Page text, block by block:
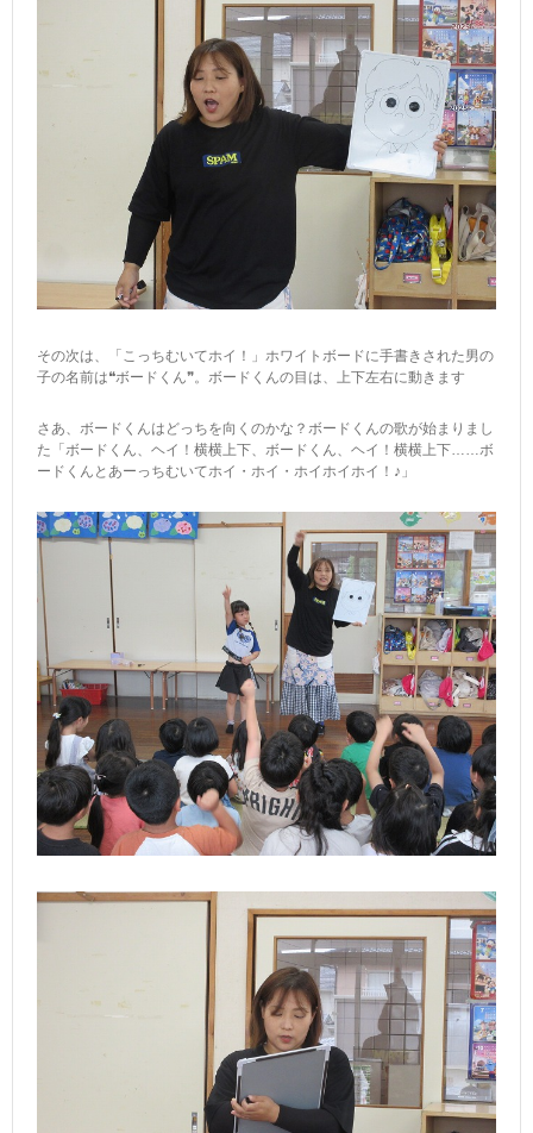
その次は、「こっちむいてホイ！」ホワイトボードに手書きされた男の
子の名前は❝ボードくん❞。ボードくんの目は、上下左右に動きます
さあ、ボードくんはどっちを向くのかな？ボードくんの歌が始まりまし
た「ボードくん、ヘイ！横横上下、ボードくん、ヘイ！横横上下……ボ
ードくんとあーっちむいてホイ・ホイ・ホイホイホイ！♪」